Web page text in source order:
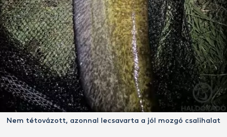
Nem tétovázott, azonnal lecsavarta a jól mozgó csalihalat